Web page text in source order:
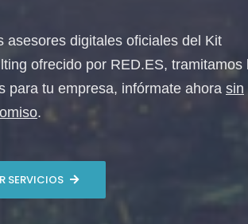
asesores digitales oficiales del Kit
ofrecido por RED.ES, tramitamos
para tu empresa, infórmate ahora sin
.
SERVICIOS